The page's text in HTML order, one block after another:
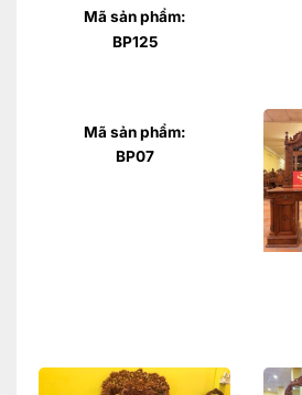
Mã sản phẩm:
BP125
Mã sản phẩm:
BP07